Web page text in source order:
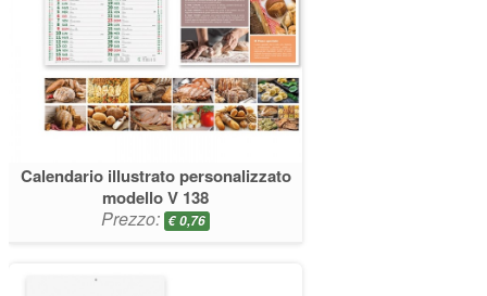
Calendario illustrato personalizzato
modello V 138
Prezzo: €0,76